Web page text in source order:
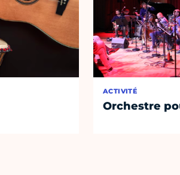
ACTIVITÉ
Orchestre